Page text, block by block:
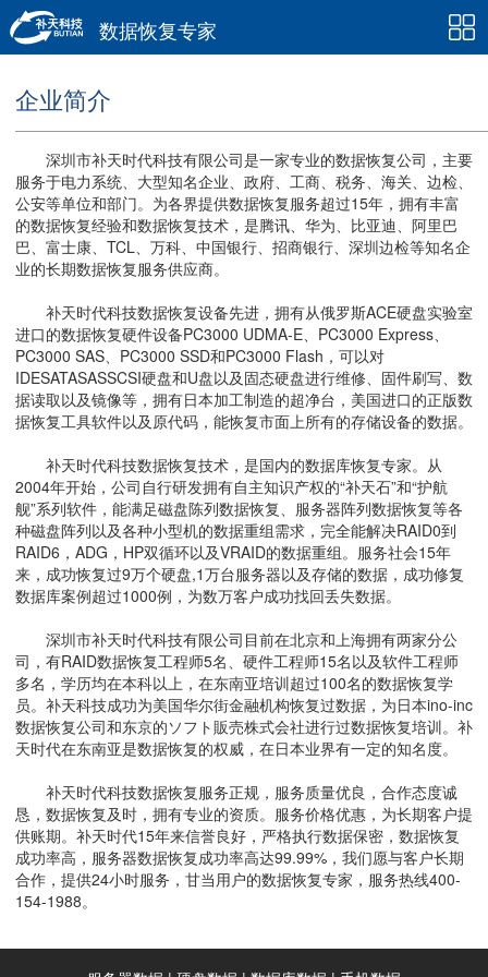
数据恢复专家
企业简介
深圳市补天时代科技有限公司是一家专业的数据恢复公司，主要
服务于电力系统、大型知名企业、政府、工商、税务、海关、边检、
公安等单位和部门。为各界提供数据恢复服务超过15年，拥有丰富
的数据恢复经验和数据恢复技术，是腾讯、华为、比亚迪、阿里巴
巴、富士康、TCL、万科、中国银行、招商银行、深圳边检等知名企
业的长期数据恢复服务供应商。
补天时代科技数据恢复设备先进，拥有从俄罗斯ACE硬盘实验室
进口的数据恢复硬件设备PC3000 UDMA-E、PC3000 Express、
PC3000 SAS、PC3000 SSD和PC3000 Flash，可以对
IDESATASASSCSI硬盘和U盘以及固态硬盘进行维修、固件刷写、数
据读取以及镜像等，拥有日本加工制造的超净台，美国进口的正版数
据恢复工具软件以及原代码，能恢复市面上所有的存储设备的数据。
补天时代科技数据恢复技术，是国内的数据库恢复专家。从
2004年开始，公司自行研发拥有自主知识产权的“补天石”和“护航
舰”系列软件，能满足磁盘陈列数据恢复、服务器阵列数据恢复等各
种磁盘阵列以及各种小型机的数据重组需求，完全能解决RAID0到
RAID6，ADG，HP双循环以及VRAID的数据重组。服务社会15年
来，成功恢复过9万个硬盘,1万台服务器以及存储的数据，成功修复
数据库案例超过1000例，为数万客户成功找回丢失数据。
深圳市补天时代科技有限公司目前在北京和上海拥有两家分公
司，有RAID数据恢复工程师5名、硬件工程师15名以及软件工程师
多名，学历均在本科以上，在东南亚培训超过100名的数据恢复学
员。补天科技成功为美国华尔街金融机构恢复过数据，为日本ino-inc
数据恢复公司和东京的ソフト販売株式会社进行过数据恢复培训。补
天时代在东南亚是数据恢复的权威，在日本业界有一定的知名度。
补天时代科技数据恢复服务正规，服务质量优良，合作态度诚
恳，数据恢复及时，拥有专业的资质。服务价格优惠，为长期客户提
供账期。补天时代15年来信誉良好，严格执行数据保密，数据恢复
成功率高，服务器数据恢复成功率高达99.99%，我们愿与客户长期
合作，提供24小时服务，甘当用户的数据恢复专家，服务热线400-
154-1988。